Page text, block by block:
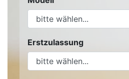
Erstzulassung